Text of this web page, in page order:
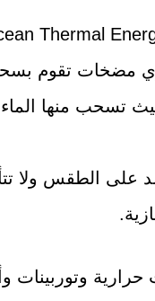
مضخات تقوم
يبلغ عمقها من 0 إلى 50 متر حيث
طاقة مستمرة على مدار 24 لا تعتمد على
وتوربينات